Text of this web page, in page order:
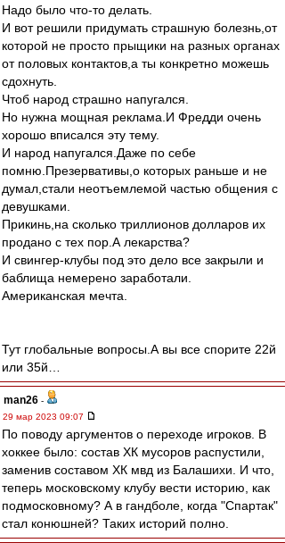
Надо было что-то делать.
И вот решили придумать страшную болезнь,от
которой не просто прыщики на разных органах
от половых контактов,а ты конкретно можешь
сдохнуть.
Чтоб народ страшно напугался.
Но нужна мощная реклама.И Фредди очень
хорошо вписался эту тему.
И народ напугался.Даже по себе
помню.Презервативы,о которых раньше и не
думал,стали неотъемлемой частью общения с
девушками.
Прикинь,на сколько триллионов долларов их
продано с тех пор.А лекарства?
И свингер-клубы под это дело все закрыли и
баблища немерено заработали.
Американская мечта.
Тут глобальные вопросы.А вы все спорите 22й
или 35й…
man26 -
29 мар 2023 09:07
По поводу аргументов о переходе игроков. В
хоккее было: состав ХК мусоров распустили,
заменив составом ХК мвд из Балашихи. И что,
теперь московскому клубу вести историю, как
подмосковному? А в гандболе, когда "Спартак"
стал конюшней? Таких историй полно.